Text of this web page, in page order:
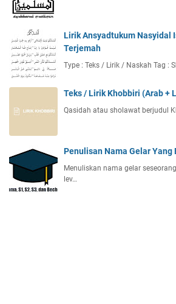
Lirik Ansyadtukum Nasyidal
Terjemah
Type : Teks / Lirik / Naskah Tag :
Teks / Lirik Khobbiri (Arab +
Qasidah atau sholawat berjudul
Penulisan Nama Gelar Yang
Menuliskan nama gelar
lev…